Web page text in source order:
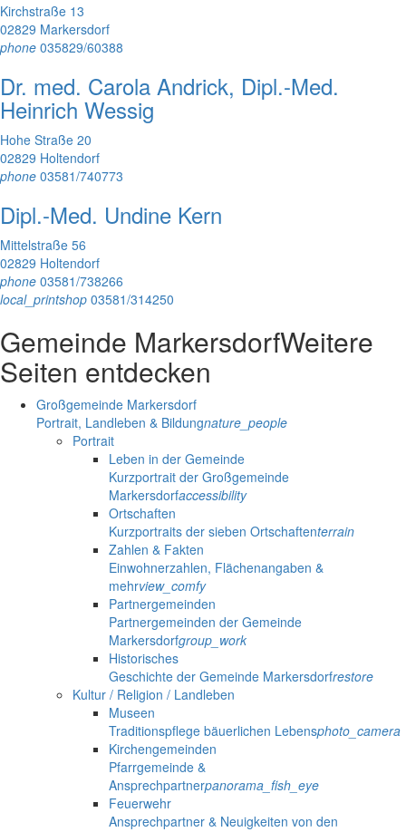
Kirchstraße 13
02829 Markersdorf
phone 035829/60388
Dr. med. Carola Andrick, Dipl.-Med.
Heinrich Wessig
Hohe Straße 20
02829 Holtendorf
phone 03581/740773
Dipl.-Med. Undine Kern
Mittelstraße 56
02829 Holtendorf
phone 03581/738266
local_printshop 03581/314250
Gemeinde MarkersdorfWeitere
Seiten entdecken
Großgemeinde Markersdorf
Portrait, Landleben & Bildungnature_people
Portrait
Leben in der Gemeinde
Kurzportrait der Großgemeinde
Markersdorfaccessibility
Ortschaften
Kurzportraits der sieben Ortschaftenterrain
Zahlen & Fakten
Einwohnerzahlen, Flächenangaben &
mehrview_comfy
Partnergemeinden
Partnergemeinden der Gemeinde
Markersdorfgroup_work
Historisches
Geschichte der Gemeinde Markersdorfrestore
Kultur / Religion / Landleben
Museen
Traditionspflege bäuerlichen Lebensphoto_camera
Kirchengemeinden
Pfarrgemeinde &
Ansprechpartnerpanorama_fish_eye
Feuerwehr
Ansprechpartner & Neuigkeiten von den